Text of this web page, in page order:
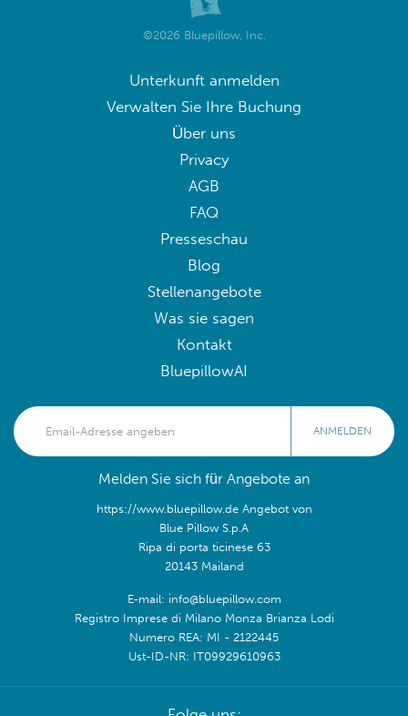
©2026 Bluepillow, Inc.
Unterkunft anmelden
Verwalten Sie Ihre Buchung
Über uns
Privacy
AGB
FAQ
Presseschau
Blog
Stellenangebote
Was sie sagen
Kontakt
BluepillowAI
ANMELDEN
Melden Sie sich für Angebote an
https://www.bluepillow.de Angebot von
Blue Pillow S.p.A
Ripa di porta ticinese 63
20143 Mailand
E-mail: info@bluepillow.com
Registro Imprese di Milano Monza Brianza Lodi
Numero REA: MI - 2122445
Ust-ID-NR: IT09929610963